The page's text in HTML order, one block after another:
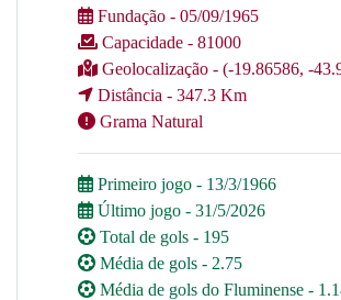
Fundação - 05/09/1965
Capacidade - 81000
Geolocalização - (-19.86586, -
Distância - 347.3 Km
Grama Natural
Primeiro jogo - 13/3/1966
Último jogo - 31/5/2026
Total de gols - 195
Média de gols - 2.75
Média de gols do Fluminense -